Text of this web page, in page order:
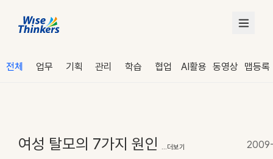
전체 업무 기획 관리 학습 협업 AI활용 동영상 맵등록
여성 탈모의 7가지 원인 ...더보기